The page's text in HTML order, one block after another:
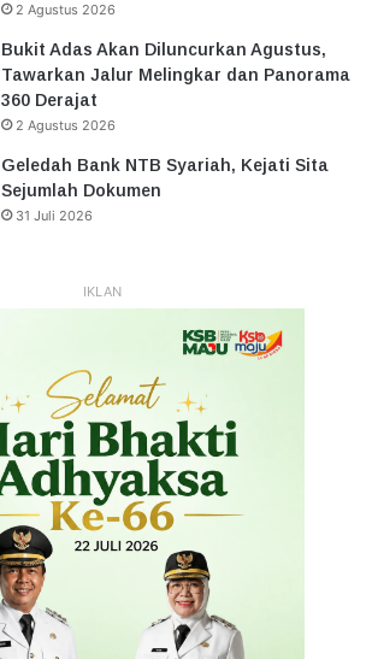
2 Agustus 2026
Bukit Adas Akan Diluncurkan Agustus,
Tawarkan Jalur Melingkar dan Panorama
360 Derajat
2 Agustus 2026
Geledah Bank NTB Syariah, Kejati Sita
Sejumlah Dokumen
31 Juli 2026
IKLAN